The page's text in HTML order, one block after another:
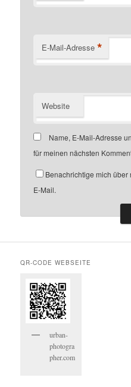
E-Mail-Adresse *
Website
Name, E-Mail-Adresse
für meinen nächsten
Benachrichtige mich
E-Mail.
QR-CODE WEBSEITE
urban-
photogra
pher.com